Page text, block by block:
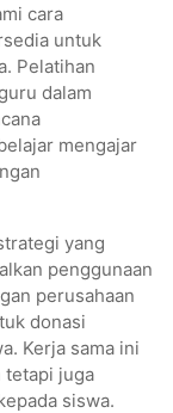
cara
untuk
Pelatihan
dalam
mengajar
yang
penggunaan
perusahaan
donasi
Kerja sama ini
tetapi juga
siswa.